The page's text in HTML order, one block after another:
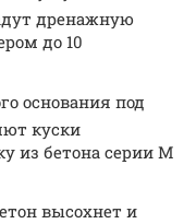
дренажную
до 10
основания под
куски
из бетона серии М
высохнет и